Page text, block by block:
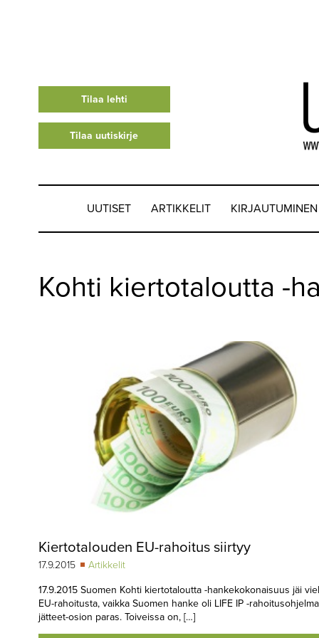
Tilaa lehti
Tilaa uutiskirje
UUTISET ARTIKKELIT KIRJAUTUMINEN
ARTIKKELIT
TILAUSASIAT
MEDIATIEDOT
TAPAHTUMAT
YHTEYSTIEDOT
Kohti kiertotaloutta -
Kiertotalouden EU-rahoitus siirtyy
17.9.2015 Artikkelit
17.9.2015 Suomen Kohti kiertotaloutta -hankekokonaisuus jäi
EU-rahoitusta, vaikka Suomen hanke oli LIFE IP -
jätteet-osion paras. Toiveissa on, […]